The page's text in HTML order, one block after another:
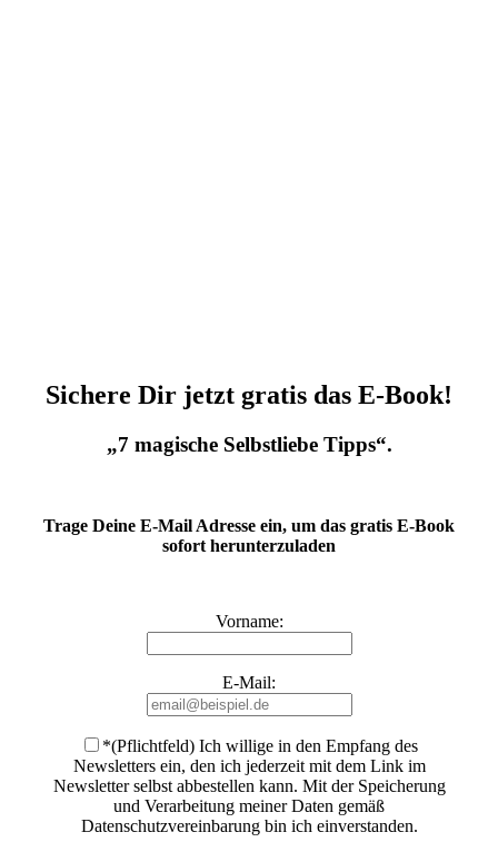
Sichere Dir jetzt gratis das E-Book!
„7 magische Selbstliebe Tipps“.
Trage Deine E-Mail Adresse ein, um das gratis E-Book
sofort herunterzuladen
Vorname:
E-Mail:
*(Pflichtfeld) Ich willige in den Empfang des
Newsletters ein, den ich jederzeit mit dem Link im
Newsletter selbst abbestellen kann. Mit der Speicherung
und Verarbeitung meiner Daten gemäß
Datenschutzvereinbarung bin ich einverstanden.